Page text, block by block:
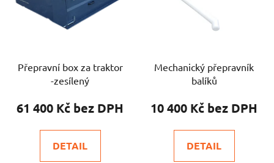
Přepravní box za traktor
-zesílený
61 400 Kč
DETAIL
Mechanický přepravník
balíků
10 400 Kč
DETAIL